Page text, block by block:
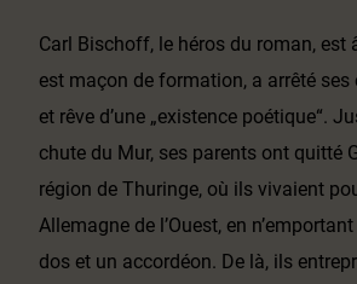
Carl Bischoff, le héros du roman, est
est maçon de formation, a arrêté
et rêve d’une „existence poétique“.
chute du Mur, ses parents ont quitté
région de Thuringe, où ils vivaient
Allemagne de l’Ouest, en
dos et un accordéon. De là, ils